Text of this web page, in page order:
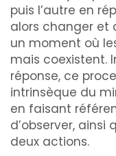
puis l’autre en
alors changer et
un moment où
mais coexistent.
réponse, ce
intrinsèque du
en faisant
d’observer, ainsi
deux actions.